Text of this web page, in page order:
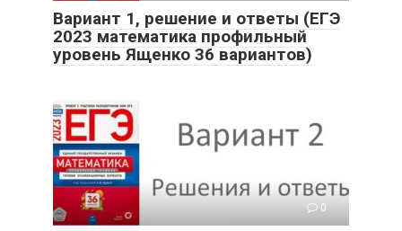
Вариант 1, решение и ответы (ЕГЭ
2023 математика профильный
уровень Ященко 36 вариантов)
0